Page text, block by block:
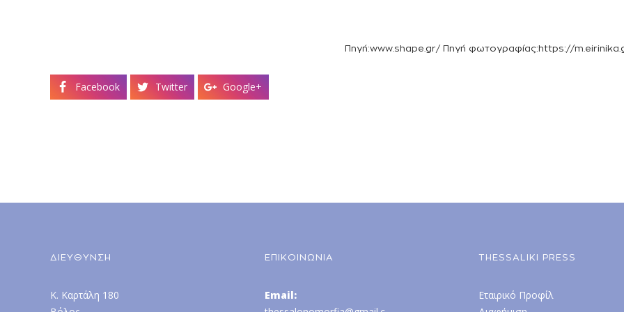
Πηγή:www.shape.gr/ Πηγή φωτογραφίας:https://
Facebook Twitter Google+
ΔΙΕΥΘΥΝΣΗ
Κ. Καρτάλη 180
ΕΠΙΚΟΙΝΩΝΙΑ
Email:
THESSALIKI PRESS
Εταιρικό Προφίλ